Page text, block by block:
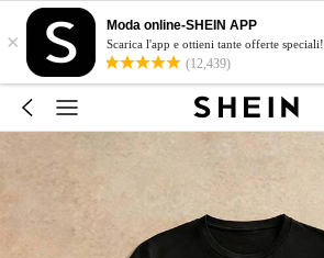
×
Moda online-SHEIN APP
Scarica l'app e ottieni tante offerte speciali!
(12,439)